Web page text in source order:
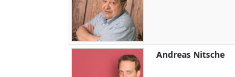
Andreas Nitsche